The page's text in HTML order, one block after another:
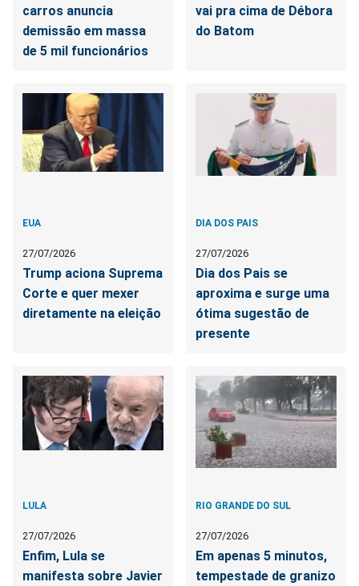
carros anuncia
demissão em massa
de 5 mil funcionários
vai pra cima de Débora
do Batom
EUA
27/07/2026
Trump aciona Suprema
Corte e quer mexer
diretamente na eleição
DIA DOS PAIS
27/07/2026
Dia dos Pais se
aproxima e surge uma
ótima sugestão de
presente
LULA
27/07/2026
Enfim, Lula se
manifesta sobre Javier
RIO GRANDE DO SUL
27/07/2026
Em apenas 5 minutos,
tempestade de granizo